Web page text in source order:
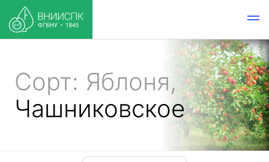
Сорт: Яблоня,
Чашниковское